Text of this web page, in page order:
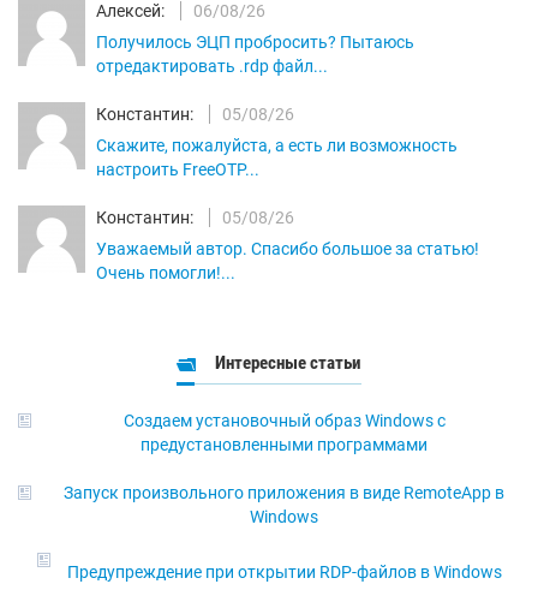
Алексей:
06/08/26
Получилось ЭЦП пробросить? Пытаюсь
отредактировать .rdp файл...
Константин:
05/08/26
Скажите, пожалуйста, а есть ли возможность
настроить FreeOTP...
Константин:
05/08/26
Уважаемый автор. Спасибо большое за статью!
Очень помогли!...
Интересные статьи
Создаем установочный образ Windows с
предустановленными программами
Запуск произвольного приложения в виде RemoteApp в
Windows
Предупреждение при открытии RDP-файлов в Windows